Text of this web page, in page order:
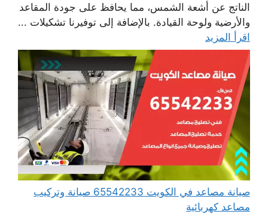
الناتج عن أشعة الشمس، مما يحافظ على جودة المقاعد
والأرضية ولوحة القيادة. بالإضافة إلى توفيرنا تشكيلات ...
اقرأ المزيد
صيانة مصاعد في الكويت 65542233 صيانة وتركيب
مصاعد كهربائية